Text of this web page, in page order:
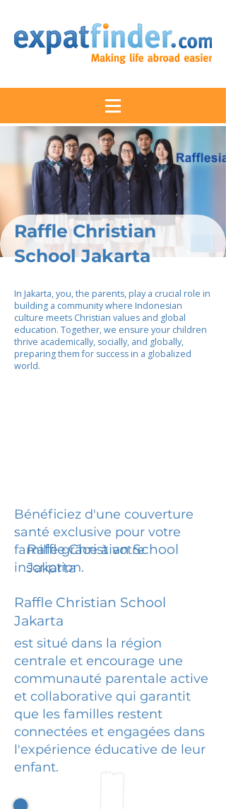
Raffle Christian
School Jakarta
In Jakarta, you, the parents, play a crucial role in
building a community where Indonesian
culture meets Christian values and global
education. Together, we ensure your children
thrive academically, socially, and globally,
preparing them for success in a globalized
world.
Bénéficiez d'une couverture
santé exclusive pour votre
famille grâce à votre
inscription.
Raffle Christian School
Jakarta
Raffle Christian School
Jakarta
est situé dans la région
centrale et encourage une
communauté parentale active
et collaborative qui garantit
que les familles restent
connectées et engagées dans
l'expérience éducative de leur
enfant.